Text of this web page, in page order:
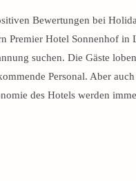
Bewertungen bei
Premier Hotel Sonnenhof
suchen. Die Gäste
Personal. Aber
des Hotels werden